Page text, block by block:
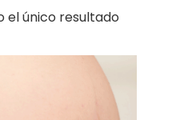
el único resultado